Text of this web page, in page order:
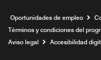
Oportunidades de empleo
Términos y condiciones del
Aviso legal
Accesibilidad